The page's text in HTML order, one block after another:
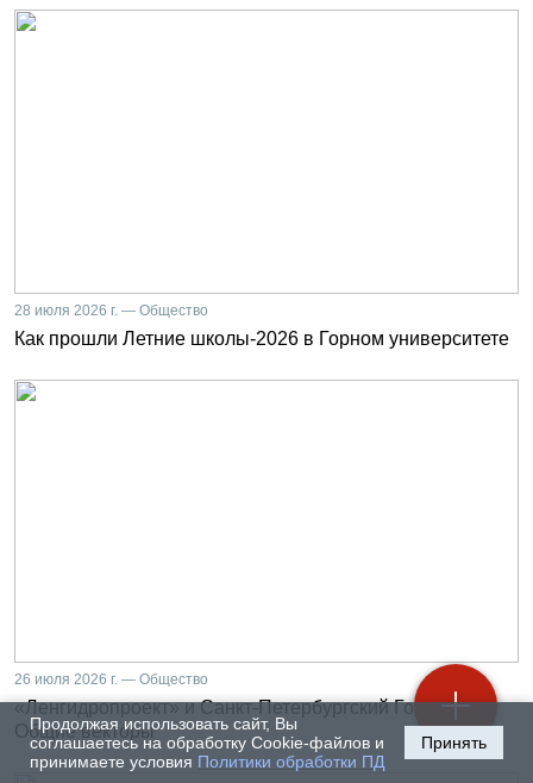
Продолжая использовать сайт, Вы
соглашаетесь на обработку Cookie-файлов и
принимаете условия Политики обработки ПД
Принять
28 июля 2026 г. — Общество
Как прошли Летние школы-2026 в Горном университете
26 июля 2026 г. — Общество
«Ленгидропроект» и Санкт-Петербургский Горный.
Общие векторы